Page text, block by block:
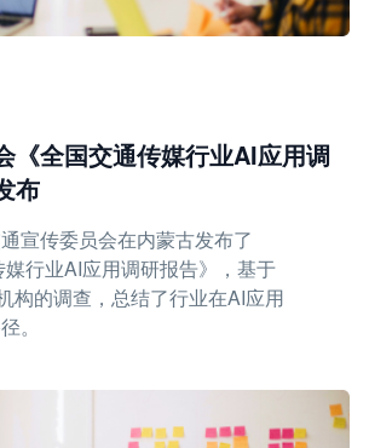
《全国交通传媒行业AI应用调
布
宣传委员会在内蒙古发布了
媒行业AI应用调研报告》，基于
构的调查，总结了行业在AI应用
。